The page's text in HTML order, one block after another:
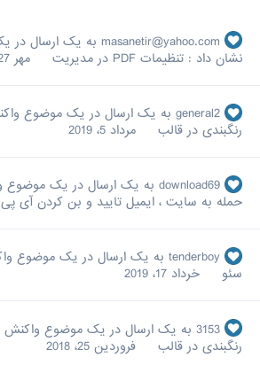
masanetir@yahoo.com به یک ارسال در
نشان داد : تنظیمات PDF در مدیریت مهر 27، 2020
general2 به یک ارسال در یک موضوع
رنگبندی در قالب
مرداد 5، 2019
download69 به یک ارسال در یک موضوع
حمله به سایت ، ایمیل تایید و بن کردن آی پی
tenderboy به یک ارسال در یک موضوع
سئو
خرداد 17، 2019
3153 به یک ارسال در یک موضوع واکنش
رنگبندی در قالب
فروردین 25، 2018